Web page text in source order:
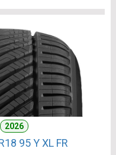
2026
95 Y XL FR